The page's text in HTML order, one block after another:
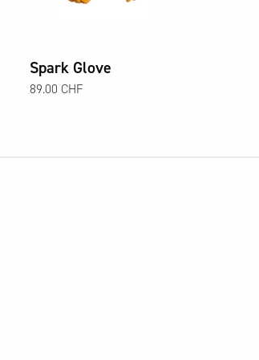
Spark Glove
89.00 CHF